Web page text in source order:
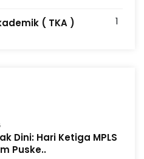
( TKA ) 1
Dini: Hari Ketiga MPLS
Puske..